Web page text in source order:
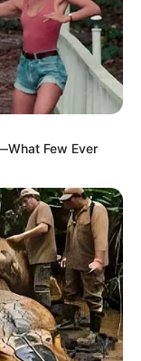
gebucht oder
ohne dass sich
Few Ever